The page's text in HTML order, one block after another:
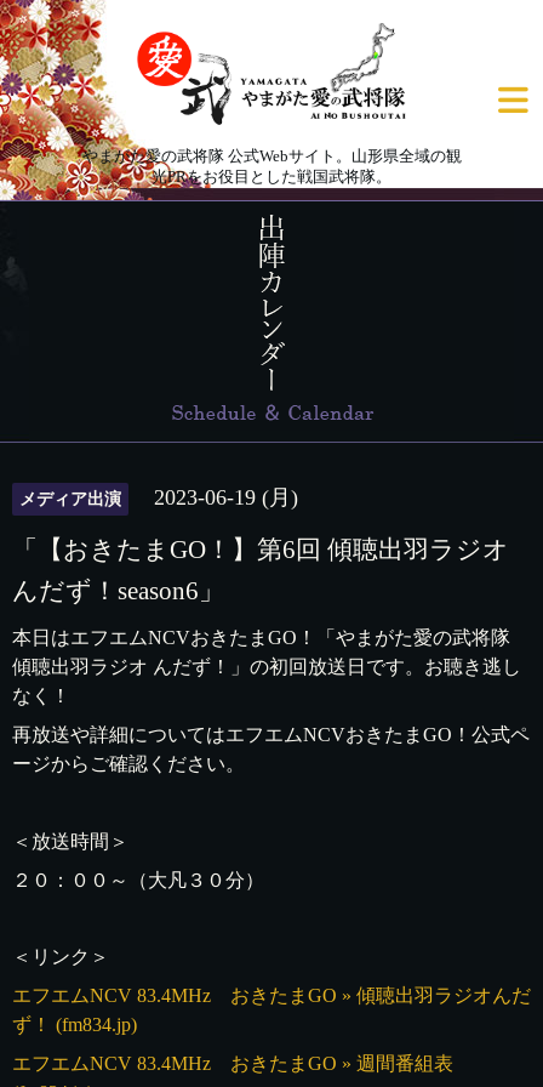
やまがた愛の武将隊 公式Webサイト。山形県全域の観
光PRをお役目とした戦国武将隊。
メディア出演 2023-06-19 (月)
「【おきたまGO！】第6回 傾聴出羽ラジオ
んだず！season6」
本日はエフエムNCVおきたまGO！「やまがた愛の武将隊
傾聴出羽ラジオ んだず！」の初回放送日です。お聴き逃し
なく！
再放送や詳細についてはエフエムNCVおきたまGO！公式ペ
ージからご確認ください。
＜放送時間＞
２０：００～（大凡３０分）
＜リンク＞
エフエムNCV 83.4MHz おきたまGO » 傾聴出羽ラジオんだ
ず！ (fm834.jp)
エフエムNCV 83.4MHz おきたまGO » 週間番組表